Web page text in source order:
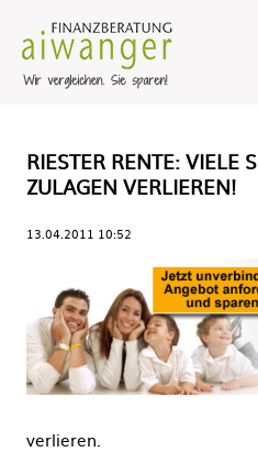
RIESTER RENTE: VIELE
ZULAGEN VERLIEREN!
13.04.2011 10:52
verlieren.